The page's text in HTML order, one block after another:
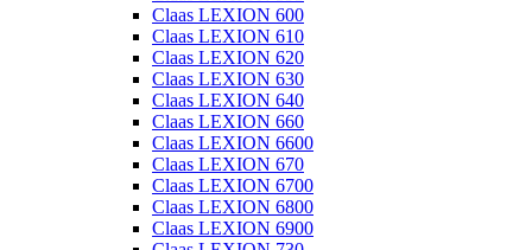
Claas LEXION 600
Claas LEXION 610
Claas LEXION 620
Claas LEXION 630
Claas LEXION 640
Claas LEXION 660
Claas LEXION 6600
Claas LEXION 670
Claas LEXION 6700
Claas LEXION 6800
Claas LEXION 6900